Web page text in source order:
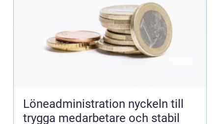
Löneadministration nyckeln till
trygga medarbetare och stabil